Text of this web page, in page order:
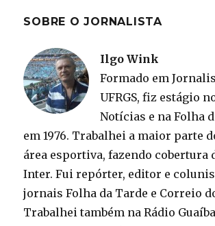
SOBRE O JORNALISTA
Ilgo Wink
Formado em
UFRGS, fiz estágio
Notícias e na Folha
em 1976. Trabalhei a maior parte
área esportiva, fazendo cobertura
Inter. Fui repórter, editor e
jornais Folha da Tarde e Correio
Trabalhei também na Rádio